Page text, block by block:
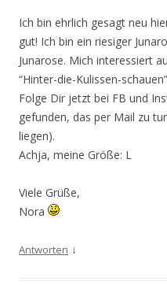
Ich bin ehrlich gesagt neu
gut! Ich bin ein riesiger
Junarose. Mich interessiert
“Hinter-die-Kulissen-
Folge Dir jetzt bei FB und
gefunden, das per Mail zu
liegen).
Achja, meine Größe: L
Viele Grüße,
Nora
Antworten ↓